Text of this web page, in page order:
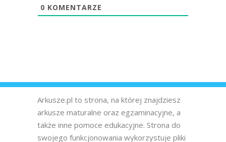
0 KOMENTARZE
Arkusze.pl to strona, na której znajdziesz
arkusze maturalne oraz egzaminacyjne, a
także inne pomoce edukacyjne. Strona do
swojego funkcjonowania wykorzystuje pliki